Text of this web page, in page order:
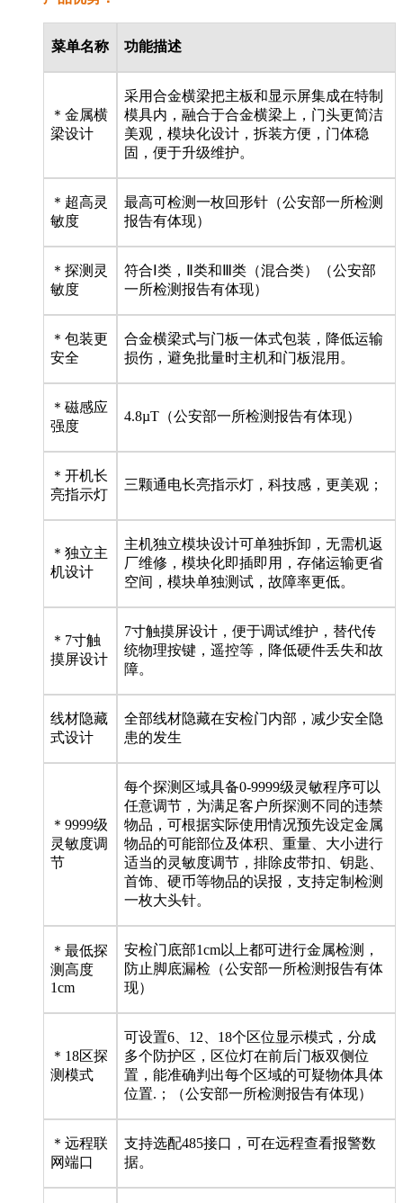
菜单名称 功能描述
＊金属横
梁设计
采用合金横梁把主板和显示屏集成在特制
模具内，融合于合金横梁上，门头更简洁
美观，模块化设计，拆装方便，门体稳
固，便于升级维护。
＊超高灵
敏度
最高可检测一枚回形针（公安部一所检测
报告有体现）
＊探测灵
敏度
符合Ⅰ类，Ⅱ类和Ⅲ类（混合类）（公安部
一所检测报告有体现）
＊包装更
安全
合金横梁式与门板一体式包装，降低运输
损伤，避免批量时主机和门板混用。
＊磁感应
强度
4.8µT（公安部一所检测报告有体现）
＊开机长
亮指示灯
三颗通电长亮指示灯，科技感，更美观；
＊独立主
机设计
主机独立模块设计可单独拆卸，无需机返
厂维修，模块化即插即用，存储运输更省
空间，模块单独测试，故障率更低。
＊7寸触
摸屏设计
7寸触摸屏设计，便于调试维护，替代传
统物理按键，遥控等，降低硬件丢失和故
障。
线材隐藏
式设计
全部线材隐藏在安检门内部，减少安全隐
患的发生
＊9999级
灵敏度调
节
每个探测区域具备0-9999级灵敏程序可以
任意调节，为满足客户所探测不同的违禁
物品，可根据实际使用情况预先设定金属
物品的可能部位及体积、重量、大小进行
适当的灵敏度调节，排除皮带扣、钥匙、
首饰、硬币等物品的误报，支持定制检测
一枚大头针。
＊最低探
测高度
1cm
安检门底部1cm以上都可进行金属检测，
防止脚底漏检（公安部一所检测报告有体
现）
＊18区探
测模式
可设置6、12、18个区位显示模式，分成
多个防护区，区位灯在前后门板双侧位
置，能准确判出每个区域的可疑物体具体
位置.；（公安部一所检测报告有体现）
＊远程联
网端口
支持选配485接口，可在远程查看报警数
据。